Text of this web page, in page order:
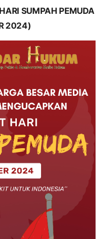
SUMPAH PEMUDA
2024)